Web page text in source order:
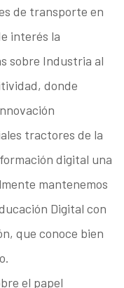
de transporte en
interés la
sobre Industria al
donde
tractores de la
digital una
mantenemos
Digital con
que conoce bien
el papel